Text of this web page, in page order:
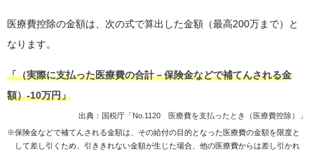
医療費控除の金額は、次の式で算出した金額（最高200万まで）と
なります。
「（実際に支払った医療費の合計－保険金などで補てんされる金
額）-10万円」
出典： 国税庁「No.1120 医療費を支払ったとき（医療費控除）」
※保険金などで補てんされる金額は、その給付の目的となった医療費の金額を限度と
して差し引くため、引ききれない金額が生じた場合、他の医療費からは差し引かれ